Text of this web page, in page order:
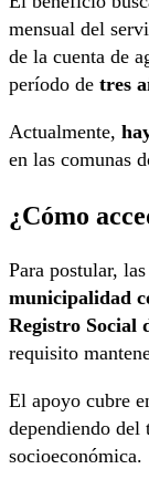
mensual del
de la cuenta de
período de tres
Actualmente,
en las comunas
¿Cómo
Para postular,
municipalidad
Registro Social
requisito
El apoyo cubre
dependiendo del
socioeconómica.